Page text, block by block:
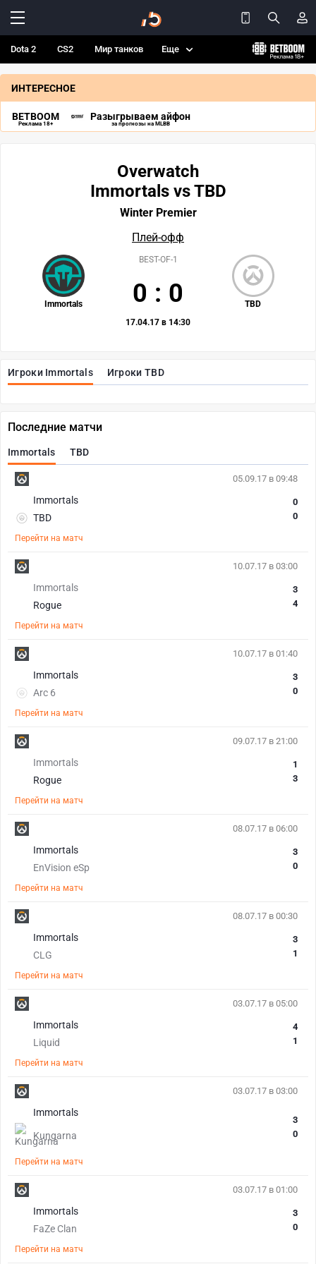
Dota 2 CS2 Мир танков Еще
ИНТЕРЕСНОЕ
BETBOOM
Реклама 18+
Разыгрываем айфон
за прогнозы на MLBB
Игроки Immortals Игроки TBD
Overwatch
Immortals vs TBD
Winter Premier
Плей-офф
Immortals TBD
BEST-OF-1
0 : 0
17.04.17 в 14:30
Последние матчи
Immortals TBD
05.09.17 в 09:48
Immortals
TBD
0
0
Перейти на матч
10.07.17 в 03:00
Immortals
Rogue
3
4
Перейти на матч
10.07.17 в 01:40
Immortals
Arc 6
3
0
Перейти на матч
09.07.17 в 21:00
Immortals
Rogue
1
3
Перейти на матч
08.07.17 в 06:00
Immortals
EnVision eSp
3
0
Перейти на матч
08.07.17 в 00:30
Immortals
CLG
3
1
Перейти на матч
03.07.17 в 05:00
Immortals
Liquid
4
1
Перейти на матч
03.07.17 в 03:00
Immortals
Kungarna
3
0
Перейти на матч
03.07.17 в 01:00
Immortals
FaZe Clan
3
0
Перейти на матч